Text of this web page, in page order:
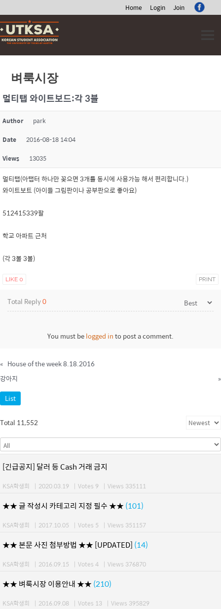
Home Login Join
Skip
to
content
벼룩시장
멀티탭 와이트보드:각 3불
Author park
Date 2016-08-18 14:04
Views 13035
멀티탭(아탭터 하나만 꽂으면 3개를 동시에 사용가능 해서 편리합니다.)
와이트보트 (아이들 그림판이나 공부판으로 좋아요)
512415339팔
학교 아파트 근처
(각 3불 3불)
LIKE 0 PRINT
Total Reply0
You must belogged into post a comment.
« House of the week 8.18.2016
강아지
»
List
Total 11,552
[긴급공지] 달러 등 Cash 거래 금지
KSA학생회 | 2020.03.19 | Votes 9 | Views 335111
★★ 글 작성시 카테고리 지정 필수 ★★ (101)
KSA학생회 | 2017.10.05 | Votes 5 | Views 351157
★★ 본문 사진 첨부방법 ★★ [UPDATED] (14)
KSA학생회 | 2016.09.15 | Votes 4 | Views 376870
★★ 벼룩시장 이용안내 ★★ (210)
KSA학생회 | 2016.09.08 | Votes 13 | Views 395829